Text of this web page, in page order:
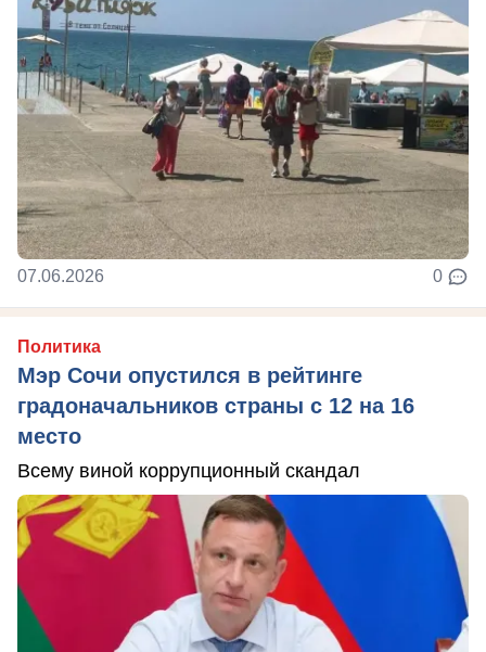
07.06.2026 0
Политика
Мэр Сочи опустился в рейтинге
градоначальников страны с 12 на 16
место
Всему виной коррупционный скандал